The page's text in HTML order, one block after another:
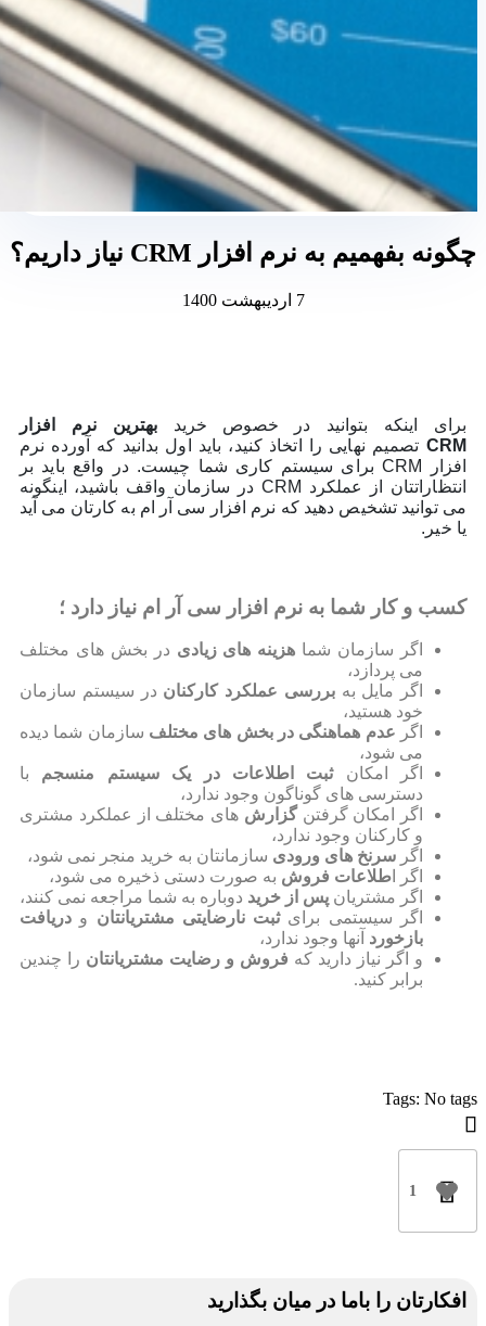
چگونه بفهمیم به نرم افزار CRM نیاز داریم؟
7 اردیبهشت 1400
برای اینکه بتوانید در خصوص خرید بهترین نرم افزار
CRM تصمیم نهایی را اتخاذ کنید، باید اول بدانید که آورده نرم
افزار CRM برای سیستم کاری شما چیست. در واقع باید بر
انتظاراتتان از عملکرد CRM در سازمان واقف باشید، اینگونه
می توانید تشخیص دهید که نرم افزار سی آر ام به کارتان می آید
یا خیر.
کسب و کار شما به نرم افزار سی آر ام نیاز دارد ؛
اگر سازمان شما هزینه های زیادی در بخش های مختلف
می پردازد،
اگر مایل بهبررسی عملکرد کارکنان در سیستم سازمان
خود هستید،
اگر عدم هماهنگی در بخش های مختلف سازمان شما دیده
می شود،
اگر امکان ثبت اطلاعات در یک سیستم منسجم با
دسترسی های گوناگون وجود ندارد،
اگر امکان گرفتنگزارش های مختلف از عملکرد مشتری
و کارکنان وجود ندارد،
اگر سرنخ های ورودی سازمانتان به خرید منجر نمی شود،
اگر ا طلاعات فروش به صورت دستی ذخیره می شود،
اگر مشتریان پس از خرید دوباره به شما مراجعه نمی کنند،
اگر سیستمی برایثبت نارضایتی مشتریانتان و دریافت
بازخورد آنها وجود ندارد،
و اگر نیاز دارید که فروش و رضایت مشتریانتان را چندین
برابر کنید.
Tags: No tags
1
افکارتان را باما در میان بگذارید